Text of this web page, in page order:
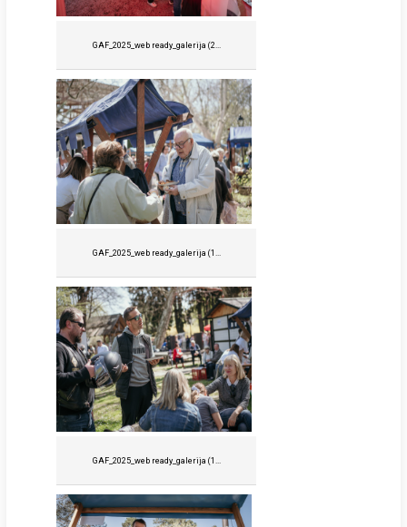
GAF_2025_web ready_galerija (2...
GAF_2025_web ready_galerija (1...
GAF_2025_web ready_galerija (1...